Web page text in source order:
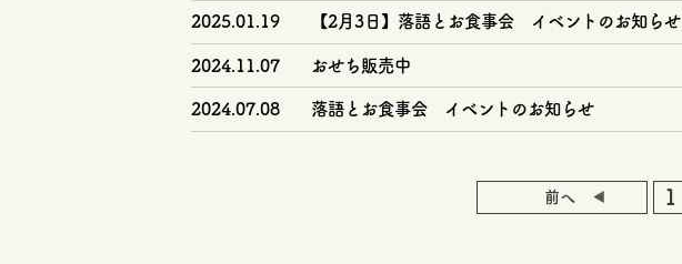
2025.01.19 【2月3日】落語とお食事会 イベントのお知らせ
2024.11.07 おせち販売中
2024.07.08 落語とお食事会 イベントのお知らせ
前へ 1